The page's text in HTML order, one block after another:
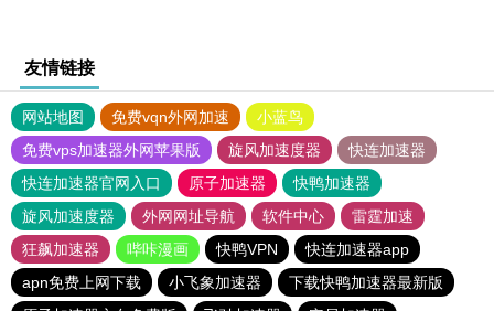
友情链接
网站地图 免费vqn外网加速
小蓝鸟
免费vps加速器外网苹果版
旋风加速度器
快连加速器
快连加速器官网入口
原子加速器
快鸭加速器
旋风加速度器
外网网址导航 软件中心
雷霆加速
狂飙加速器
哔咔漫画 快鸭VPN
快连加速器app
apn免费上网下载
小飞象加速器
下载快鸭加速器最新版